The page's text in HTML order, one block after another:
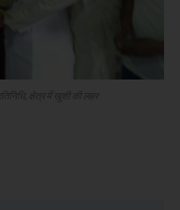
क्षेत्र में खुशी की लहर